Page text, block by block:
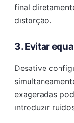
final
distorção.
3. Evitar
Desative
exageradas
introduzir